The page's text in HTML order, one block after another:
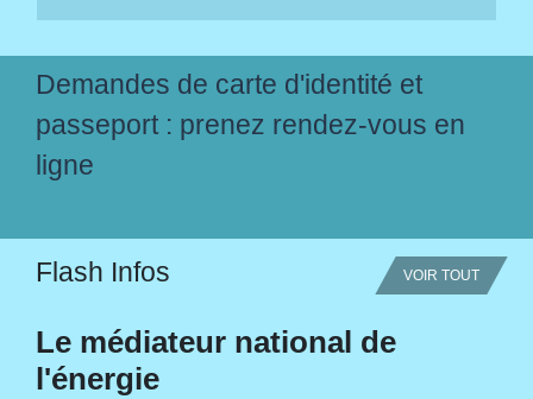
Demandes de carte d'identité et
passeport : prenez rendez-vous en
ligne
Flash Infos VOIR TOUT
Le médiateur national de
l'énergie